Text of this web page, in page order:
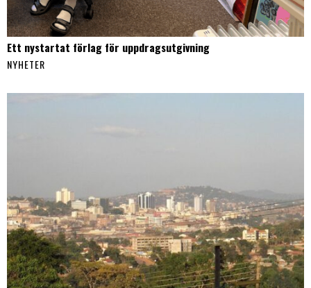
Ett nystartat förlag för uppdragsutgivning
NYHETER